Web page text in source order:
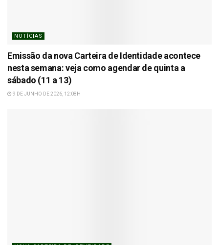
NOTÍCIAS
Emissão da nova Carteira de Identidade acontece
nesta semana: veja como agendar de quinta a
sábado (11 a 13)
9 DE JUNHO DE 2026, 12:08H